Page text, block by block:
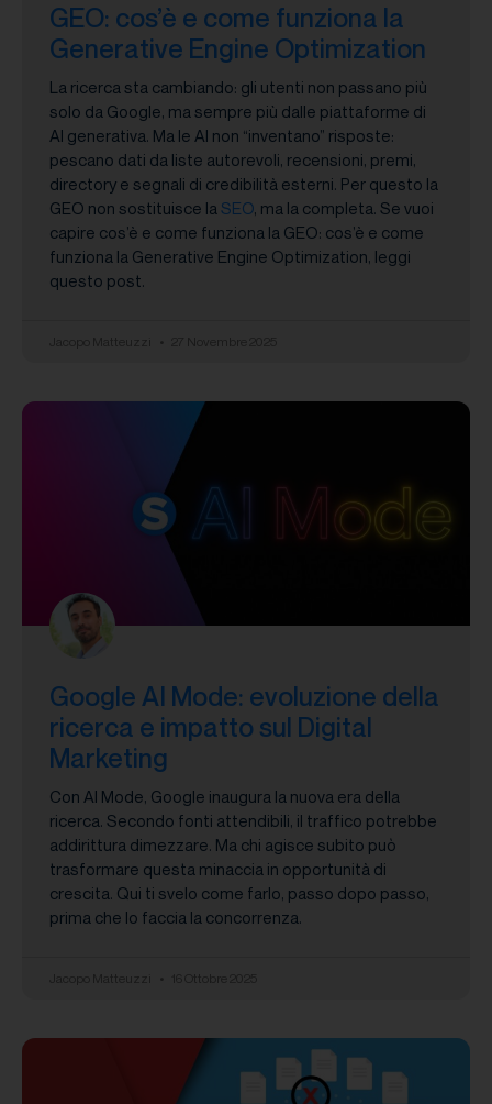
GEO: cos’è e come funziona la
Generative Engine Optimization
La ricerca sta cambiando: gli utenti non passano più
solo da Google, ma sempre più dalle piattaforme di
AI generativa. Ma le AI non “inventano” risposte:
pescano dati da liste autorevoli, recensioni, premi,
directory e segnali di credibilità esterni. Per questo la
GEO non sostituisce la SEO, ma la completa. Se vuoi
capire cos’è e come funziona la GEO: cos’è e come
funziona la Generative Engine Optimization, leggi
questo post.
Google AI Mode: evoluzione della
ricerca e impatto sul Digital
Marketing
Con AI Mode, Google inaugura la nuova era della
ricerca. Secondo fonti attendibili, il traffico potrebbe
addirittura dimezzare. Ma chi agisce subito può
trasformare questa minaccia in opportunità di
crescita. Qui ti svelo come farlo, passo dopo passo,
prima che lo faccia la concorrenza.